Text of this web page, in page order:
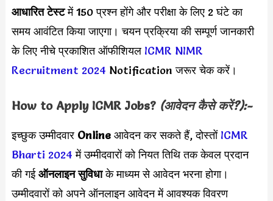
आधारित टेस्टमें 150 प्रश्न होंगे और परीक्षा के लिए 2 घंटे का
समय आवंटित किया जाएगा। चयन प्रक्रिया की सम्पूर्ण जानकारी
के लिए नीचे प्रकाशित ऑफीशियल ICMR NIMR
Recruitment 2024 Notification जरूर चेक करें।
How to Apply ICMR Jobs?(आवेदन कैसे करें?):-
इच्छुक उम्मीदवार Online आवेदन कर सकते हैं, दोस्तों ICMR
Bharti 2024 में उम्मीदवारों को नियत तिथि तक केवल प्रदान
की गईऑनलाइन सुविधाके माध्यम से आवेदन भरना होगा।
उम्मीदवारों को अपने ऑनलाइन आवेदन में आवश्यक विवरण